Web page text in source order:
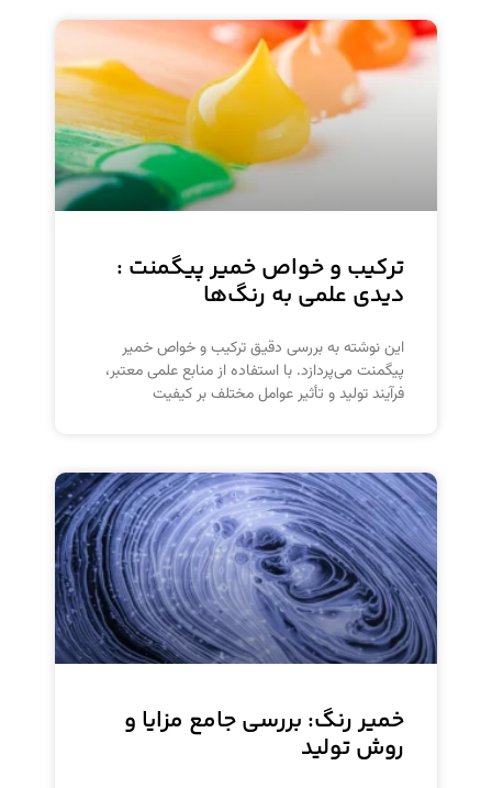
ترکیب و خواص خمیر پیگمنت :
دیدی علمی به رنگ‌ها
این نوشته به بررسی دقیق ترکیب و خواص خمیر
پیگمنت می‌پردازد. با استفاده از منابع علمی معتبر،
فرآیند تولید و تأثیر عوامل مختلف بر کیفیت
خمیر رنگ: بررسی جامع مزایا و
روش تولید